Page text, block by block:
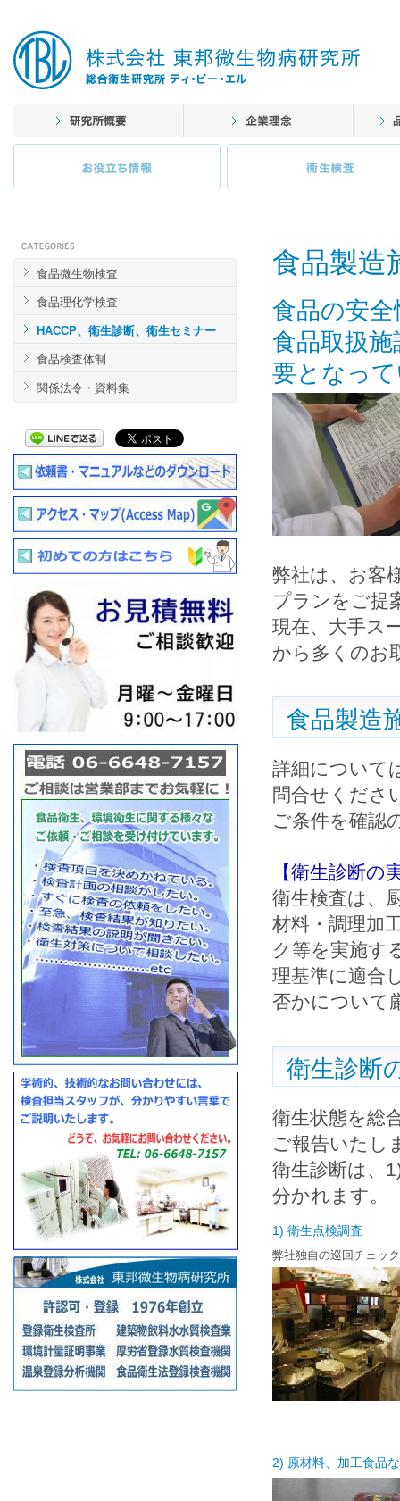
食品微生物検査
食品理化学検査
HACCP、衛生診断、衛生セミナー
食品検査体制
関係法令・資料集
食品製造
食品の安
食品取扱
要となっ
弊社は、お客
プランをご提
現在、大手ス
から多くのお
食品製造
詳細について
問合せくださ
ご条件を確認
【衛生診断
衛生検査は、
材料・調理加
ク等を実施す
理基準に適合
否かについて
衛生診断
衛生状態を総
ご報告いたし
衛生診断は、
分かれます。
1) 衛生点検調査
弊社独自の巡回チェッ
2) 原材料、加工食品